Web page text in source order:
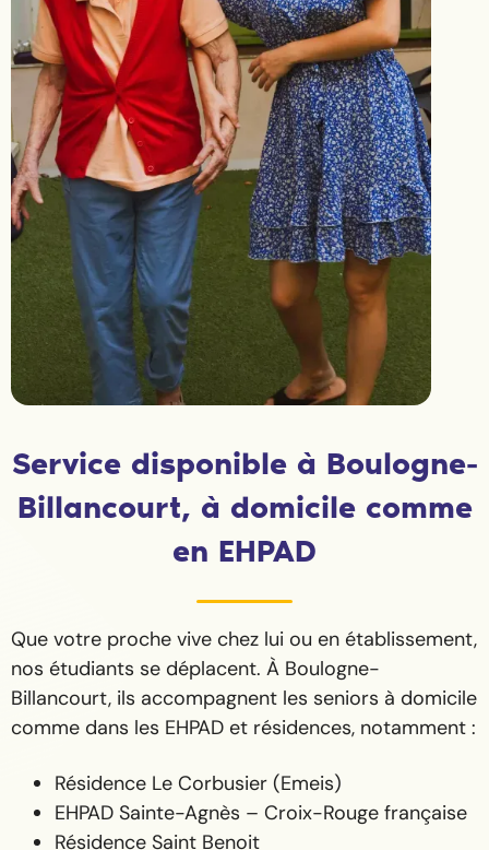
Service disponible à Boulogne-
Billancourt, à domicile comme
en EHPAD
Que votre proche vive chez lui ou en établissement,
nos étudiants se déplacent. À Boulogne-
Billancourt, ils accompagnent les seniors à domicile
comme dans les EHPAD et résidences, notamment :
Résidence Le Corbusier (Emeis)
EHPAD Sainte-Agnès – Croix-Rouge française
Résidence Saint Benoit